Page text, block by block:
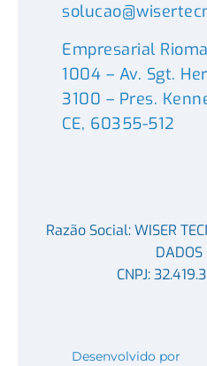
Empresarial
1004 – Av. Sgt.
3100 – Pres.
CE, 60355-512
Razão Social: WISER
DADOS
CNPJ:
Desenvolvido por